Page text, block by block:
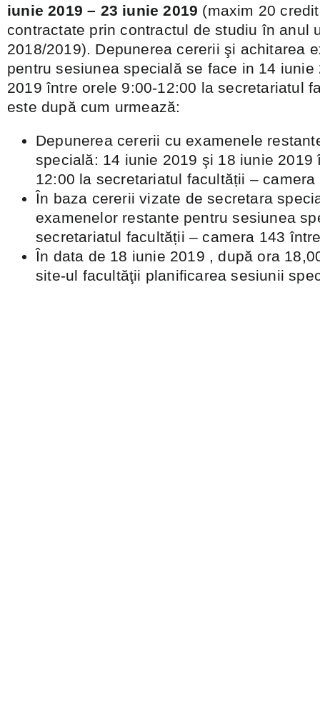
iunie 2019 – 23 iunie 2019 (maxim 20
contractate prin contractul de studiu în anul
2018/2019). Depunerea cererii şi achitarea
pentru sesiunea specială se face in 14 iunie
2019 între orele 9:00-12:00 la secretariatul
este după cum urmează:
Depunerea cererii cu examenele
specială: 14 iunie 2019 şi 18 iunie 2019
12:00 la secretariatul facultății –
În baza cererii vizate de secretara
examenelor restante pentru sesiunea
secretariatul facultății – camera 143
În data de 18 iunie 2019 , după ora
site-ul facultăţii planificarea sesiunii